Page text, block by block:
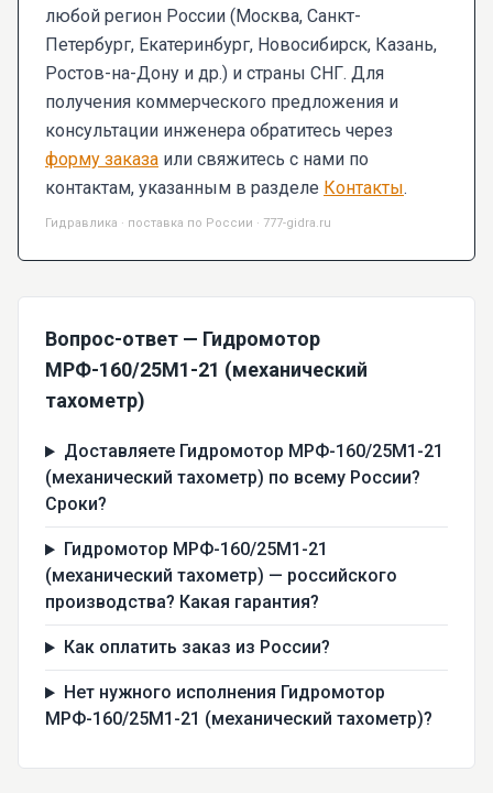
любой регион России (Москва, Санкт-
Петербург, Екатеринбург, Новосибирск, Казань,
Ростов-на-Дону и др.) и страны СНГ. Для
получения коммерческого предложения и
консультации инженера обратитесь через
форму заказа или свяжитесь с нами по
контактам, указанным в разделе Контакты.
Гидравлика · поставка по России · 777-gidra.ru
Вопрос-ответ — Гидромотор
МРФ-160/25М1-21 (механический
тахометр)
Доставляете Гидромотор МРФ-160/25М1-21
(механический тахометр) по всему России?
Сроки?
Гидромотор МРФ-160/25М1-21
(механический тахометр) — российского
производства? Какая гарантия?
Как оплатить заказ из России?
Нет нужного исполнения Гидромотор
МРФ-160/25М1-21 (механический тахометр)?